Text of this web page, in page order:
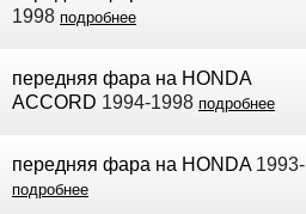
1998 подробнее
передняя фара на HONDA
ACCORD 1994-1998 подробнее
передняя фара на HONDA 1993-
подробнее